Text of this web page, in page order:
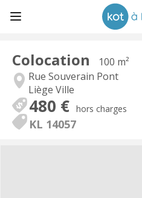
Colocation
100 m²
Rue Souverain Pont
Liège Ville
480 € hors charges
KL 14057